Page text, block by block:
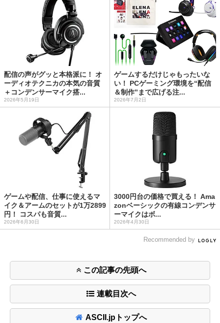
配信の声がグッと本格派に！ オ
ーディオテクニカの本気の音質
＋コンデンサーマイク搭...
2026年5月19日
ゲームするだけじゃもったいな
い！ PCゲーミング環境を“配信
＆制作”まで広げる注...
2026年7月2日
ゲームや配信、仕事に使えるマ
イク＆アームのセットが1万2899
円！ コスパも音質...
2026年6月30日
3000円台の価格で買える！ Ama
zonベーシックの有線コンデンサ
ーマイクはボ...
2026年4月30日
Recommended by
この記事の先頭へ
連載目次へ
ASCII.jpトップへ